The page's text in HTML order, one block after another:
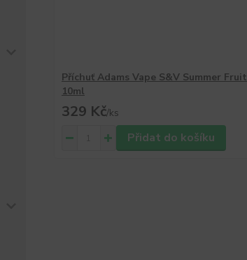
Příchuť Adams Vape S&V Summer Fruit
10ml
329 Kč/ks
Přidat do košíku